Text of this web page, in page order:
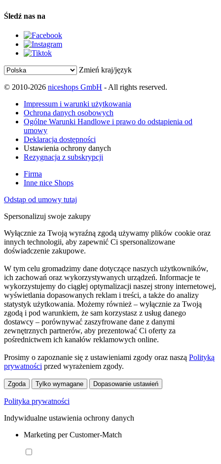
Śledź nas na
Zmień kraj/język
© 2010-2026 niceshops GmbH - All rights reserved.
Impressum i warunki użytkowania
Ochrona danych osobowych
Ogólne Warunki Handlowe i prawo do odstąpienia od
umowy
Deklaracja dostępności
Ustawienia ochrony danych
Rezygnacja z subskrypcji
Firma
Inne nice Shops
Odstąp od umowy tutaj
Spersonalizuj swoje zakupy
Wyłącznie za Twoją wyraźną zgodą używamy plików cookie oraz
innych technologii, aby zapewnić Ci spersonalizowane
doświadczenie zakupowe.
W tym celu gromadzimy dane dotyczące naszych użytkowników,
ich zachowań oraz wykorzystywanych urządzeń. Informacje te
wykorzystujemy do ciągłej optymalizacji naszej strony internetowej,
wyświetlania dopasowanych reklam i treści, a także do analizy
statystyk użytkowania. Możemy również – wyłącznie za Twoją
zgodą i pod warunkiem, że sam korzystasz z usług danego
dostawcy – porównywać zaszyfrowane dane z danymi
zewnętrznych partnerów, aby prezentować Ci oferty za
pośrednictwem ich kanałów reklamowych online.
Prosimy o zapoznanie się z ustawieniami zgody oraz naszą Polityką
prywatności przed wyrażeniem zgody.
Zgoda Tylko wymagane Dopasowanie ustawień
Polityka prywatności
Indywidualne ustawienia ochrony danych
Marketing per Customer-Match